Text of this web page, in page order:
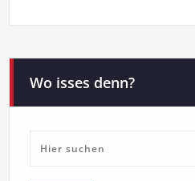
Wo isses denn?